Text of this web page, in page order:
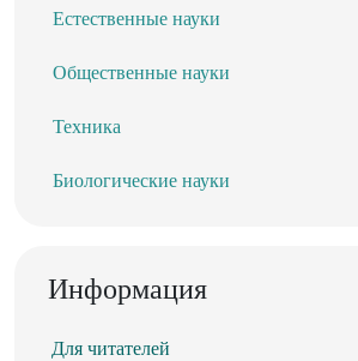
Естественные науки
Общественные науки
Техника
Биологические науки
Информация
Для читателей